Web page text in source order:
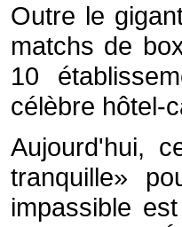
Outre le
matchs de
10
célèbre hôtel-
Aujourd'hui,
tranquille»
impassible